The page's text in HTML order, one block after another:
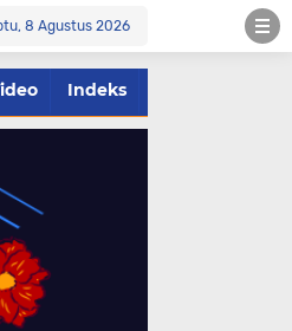
8 Agustus 2026
Indeks